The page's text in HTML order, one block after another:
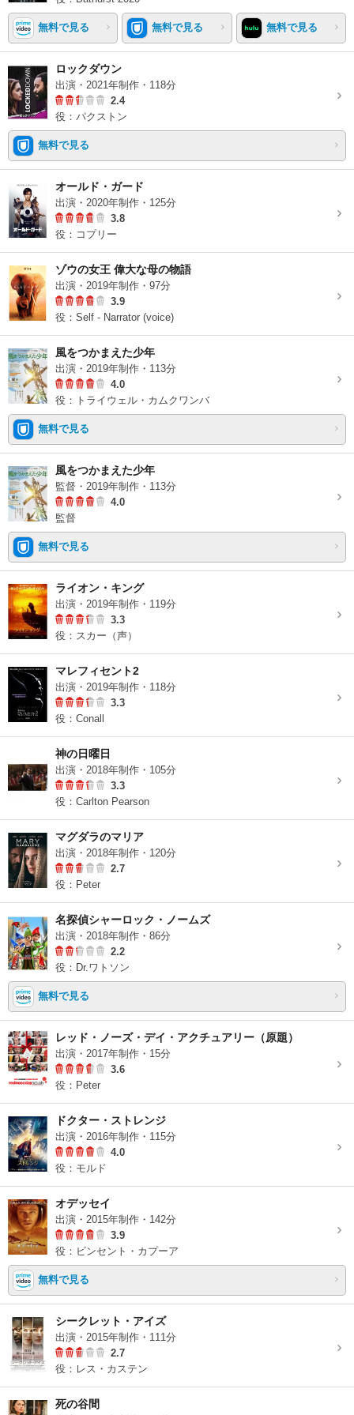
無料で見る 無料で見る 無料で見る
ロックダウン
出演・2021年制作・118分
2.4
役：パクストン
無料で見る
オールド・ガード
出演・2020年制作・125分
3.8
役：コプリー
ゾウの女王 偉大な母の物語
出演・2019年制作・97分
3.9
役：Self - Narrator (voice)
風をつかまえた少年
出演・2019年制作・113分
4.0
役：トライウェル・カムクワンバ
無料で見る
風をつかまえた少年
監督・2019年制作・113分
4.0
監督
無料で見る
ライオン・キング
出演・2019年制作・119分
3.3
役：スカー（声）
マレフィセント2
出演・2019年制作・118分
3.3
役：Conall
神の日曜日
出演・2018年制作・105分
3.3
役：Carlton Pearson
マグダラのマリア
出演・2018年制作・120分
2.7
役：Peter
名探偵シャーロック・ノームズ
出演・2018年制作・86分
2.2
役：Dr.ワトソン
無料で見る
レッド・ノーズ・デイ・アクチュアリー（原題）
出演・2017年制作・15分
3.6
役：Peter
ドクター・ストレンジ
出演・2016年制作・115分
4.0
役：モルド
オデッセイ
出演・2015年制作・142分
3.9
役：ビンセント・カプーア
無料で見る
シークレット・アイズ
出演・2015年制作・111分
2.7
役：レス・カステン
死の谷間